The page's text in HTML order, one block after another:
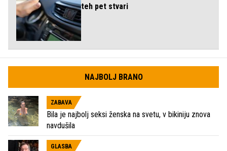
teh pet stvari
NAJBOLJ BRANO
ZABAVA
Bila je najbolj seksi ženska na svetu, v bikiniju znova
navdušila
GLASBA